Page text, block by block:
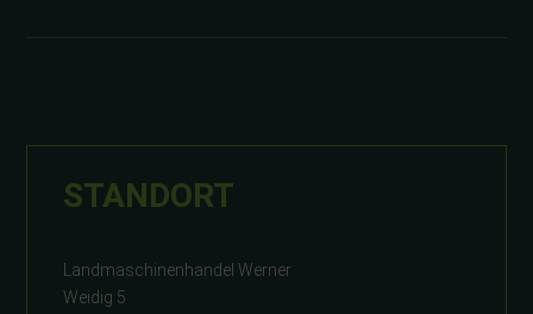
STANDORT
Landmaschinenhandel Werner
Weidig 5